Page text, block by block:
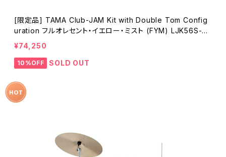
[限定品] TAMA Club-JAM Kit with Double Tom Config
uration フルオレセント・イエロー・ミスト (FYM) LJK56S-FY
M
¥74,250
10%OFF SOLD OUT